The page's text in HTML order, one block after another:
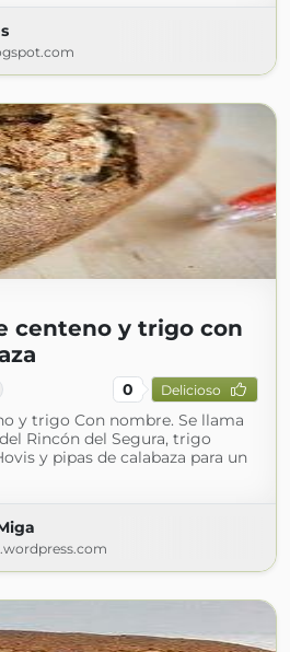
centeno y trigo con
0 Delicioso
y trigo Con nombre. Se llama
Rincón del Segura, trigo
y pipas de calabaza para un